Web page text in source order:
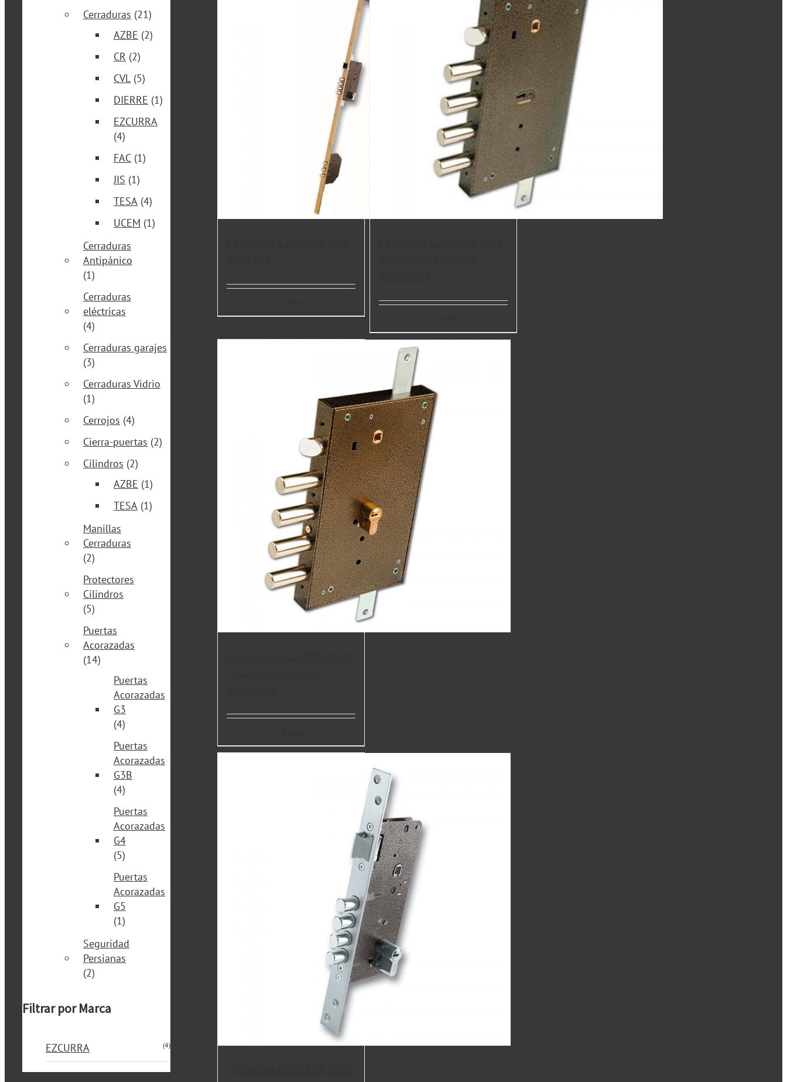
Cerraduras (21)
AZBE (2)
CR (2)
CVL (5)
DIERRE (1)
EZCURRA
(4)
FAC (1)
JIS (1)
TESA (4)
UCEM (1)
Cerraduras
Antipánico
(1)
Cerraduras
eléctricas
(4)
Cerraduras garajes
(3)
Cerraduras Vidrio
(1)
Cerrojos (4)
Cierra-puertas (2)
Cilindros (2)
AZBE (1)
TESA (1)
Manillas
Cerraduras
(2)
Protectores
Cilindros
(5)
Puertas
Acorazadas
(14)
Puertas
Acorazadas
G3
(4)
Puertas
Acorazadas
G3B
(4)
Puertas
Acorazadas
G4
(5)
Puertas
Acorazadas
G5
(1)
Seguridad
Persianas
(2)
Filtrar por Marca
EZCURRA (4)